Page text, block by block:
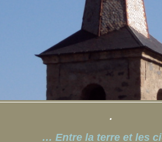
.
… Entre la terre et les